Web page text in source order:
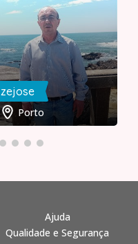
zejose
Porto
Ajuda
Qualidade e Segurança